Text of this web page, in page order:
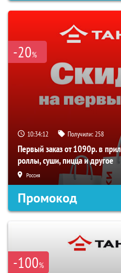
-20%
10:34:12 Получили:258
Первый заказ от 1090р. в
роллы, суши, пицца и другое
Россия
Промокод
-100%